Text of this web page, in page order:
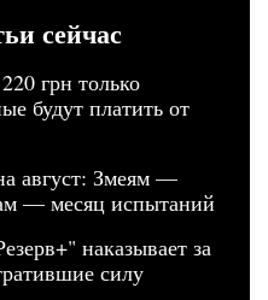
сейчас
грн только
будут платить от
август: Змеям —
— месяц испытаний
наказывает за
силу